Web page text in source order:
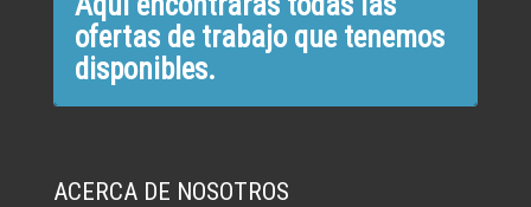
ofertas de trabajo que tenemos
disponibles.
ACERCA DE NOSOTROS